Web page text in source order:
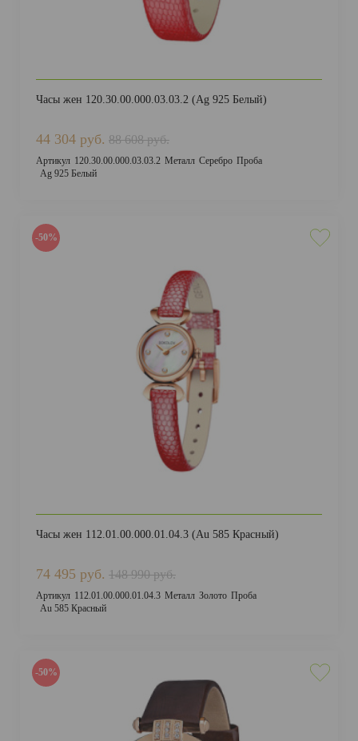
Часы жен 120.30.00.000.03.03.2 (Ag 925 Белый)
44 304 руб. 88 608 руб.
Артикул 120.30.00.000.03.03.2 Металл Серебро Проба
Ag 925 Белый
-50%
Часы жен 112.01.00.000.01.04.3 (Au 585 Красный)
74 495 руб. 148 990 руб.
Артикул 112.01.00.000.01.04.3 Металл Золото Проба
Au 585 Красный
-50%